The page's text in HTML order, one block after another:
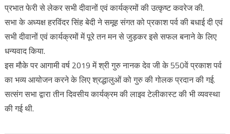
प्रभात फेरी से लेकर सभी दीवानों एवं कार्यक्रमों की उत्कृष्ट कवरेज की.
सभा के अध्यक्ष हरविंदर सिंह बेदी ने समूह संगत को प्रकाश पर्व की बधाई दी एवं
सभी दीवानों एवं कार्यक्रमों में पूरे तन मन से जुड़कर इसे सफल बनाने के लिए
धन्यवाद किया.
इस मौके पर आगामी वर्ष 2019 में श्री गुरु नानक देव जी के 550वें प्रकाश पर्व
का भव्य आयोजन करने के लिए श्रद्धालुओं को गुरु की गोलक प्रदान की गई.
सत्संग सभा द्वारा तीन दिवसीय कार्यक्रम की लाइव टेलीकास्ट की भी व्यवस्था
की गई थी.